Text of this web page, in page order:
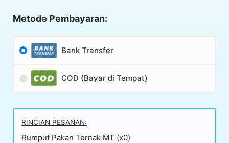
Metode Pembayaran:
Bank Transfer
COD (Bayar di Tempat)
RINCIAN PESANAN:
Rumput Pakan Ternak MT (x0)